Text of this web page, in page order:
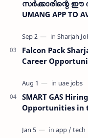
സർക്കാരിന്റെ ഈ
UMANG APP TO
Falcon Pack
Career
SMART GAS
Opportunities in